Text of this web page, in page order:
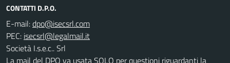
CONTATTI D.P.O.
E-mail:
PEC:
Società I.s.e.c.. Srl
La mail del DPO va usata SOLO per questioni riguardanti la